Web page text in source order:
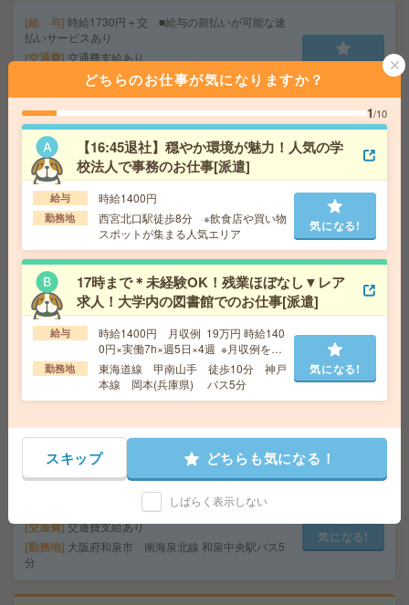
給 与 時給1730円＋交 ■給与の前払いが可能な速
払いサービスあり
交通費 交通費支給あり
大阪府大阪市北区 大阪メトロ四つ橋線 西梅
田駅徒歩4分、大阪環状線 大阪駅徒歩7分
座り仕事！給与即払いOK！高時給！データ入力、品質検
査[派遣]
給 与 時給1500円
交通費 交通費支給有り
南公園駅～徒歩7分 ※送迎有り
気になる!
＼扶養内OK×週3日／電話なしの不動産事務@駅チカ＊50
代活躍中[派遣]
時給1450円＋交
交通費 ◆交通費実費支給※当社規定あり
JR神戸線・京都線・琵琶湖線 茨木駅 徒歩4分/
阪急京都本線 茨木市駅 バス8分＋徒歩2分
気になる!
基本16時まで＊未経験でも大丈夫＊書類作成など[派遣]
時給1300円～1400円＋交 【月収例】169,0
00円～ ■給与の前払いが可能な速払いサービスあり
交通費 交通費支給あり
勤務地 大阪府和泉市 南海泉北線 和泉中央駅バス5
分
気になる!
どちらのお仕事が気になりますか？
1/10
【16:45退社】穏やか環境が魅力！人気の学
校法人で事務のお仕事[派遣]
給与 時給1400円
勤務地
西宮北口駅徒歩8分 ※飲食店や買い物
スポットが集まる人気エリア
気になる!
17時まで＊未経験OK！残業ほぼなし▼レア
求人！大学内の図書館でのお仕事[派遣]
給与
時給1400円 月収例 19万円 時給140
0円×実働7h×週5日×4週 ※月収例を保
証するものではありません。
勤務地
東海道線 甲南山手 徒歩10分 神戸
本線 岡本(兵庫県) バス5分
気になる!
スキップ どちらも気になる！
しばらく表示しない